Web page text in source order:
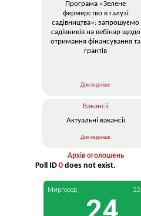
Програма «Зелене
фермерство в галузі
садівництва»: запрошуємо
садівників на вебінар щодо
отримання фінансування та
грантів
Докладніше
Вакансії
Актуальні вакансії
Докладніше
Архів оголошень
Poll ID 0 does not exist.